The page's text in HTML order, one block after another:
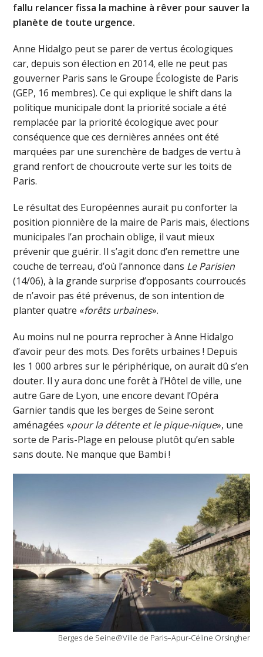
fallu relancer fissa la machine à rêver pour sauver la
planète de toute urgence.
Anne Hidalgo peut se parer de vertus écologiques
car, depuis son élection en 2014, elle ne peut pas
gouverner Paris sans le Groupe Écologiste de Paris
(GEP, 16 membres). Ce qui explique le shift dans la
politique municipale dont la priorité sociale a été
remplacée par la priorité écologique avec pour
conséquence que ces dernières années ont été
marquées par une surenchère de badges de vertu à
grand renfort de choucroute verte sur les toits de
Paris.
Le résultat des Européennes aurait pu conforter la
position pionnière de la maire de Paris mais, élections
municipales l’an prochain oblige, il vaut mieux
prévenir que guérir. Il s’agit donc d’en remettre une
couche de terreau, d’où l’annonce dans Le Parisien
(14/06), à la grande surprise d’opposants courroucés
de n’avoir pas été prévenus, de son intention de
planter quatre «forêts urbaines».
Au moins nul ne pourra reprocher à Anne Hidalgo
d’avoir peur des mots. Des forêts urbaines ! Depuis
les 1 000 arbres sur le périphérique, on aurait dû s’en
douter. Il y aura donc une forêt à l’Hôtel de ville, une
autre Gare de Lyon, une encore devant l’Opéra
Garnier tandis que les berges de Seine seront
aménagées «pour la détente et le pique-nique», une
sorte de Paris-Plage en pelouse plutôt qu’en sable
sans doute. Ne manque que Bambi !
Berges de Seine@Ville de Paris–Apur-Céline Orsingher